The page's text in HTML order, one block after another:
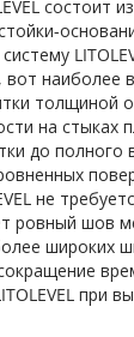
состоит
наиболее
толщиной
на стыках
до полного
не
ровный шов
широких
при